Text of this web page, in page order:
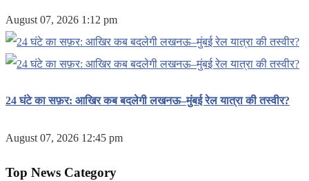
August 07, 2026 1:12 pm
24 घंटे का सफ़र: आखिर कब बदलेगी लखनऊ–मुंबई रेल यात्रा की तस्वीर?
August 07, 2026 12:45 pm
Top News Category